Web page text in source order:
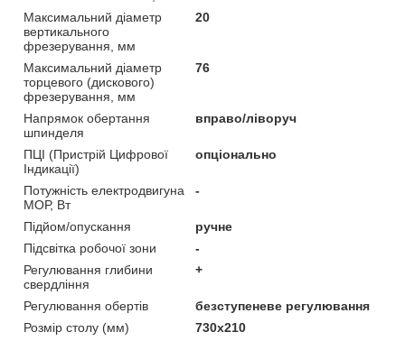
Максимальний діаметр
вертикального
фрезерування, мм
20
Максимальний діаметр
торцевого (дискового)
фрезерування, мм
76
Напрямок обертання
шпинделя
вправо/ліворуч
ПЦІ (Пристрій Цифрової
Індикації)
опціонально
Потужність електродвигуна
МОР, Вт
-
Підйом/опускання
ручне
Підсвітка робочої зони
-
Регулювання глибини
свердління
+
Регулювання обертів
безступеневе регулювання
Розмір столу (мм)
730x210